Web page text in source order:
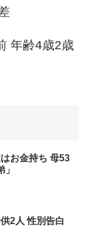
年齢4歳2歳
お金持ち 母53
2人 性別告白